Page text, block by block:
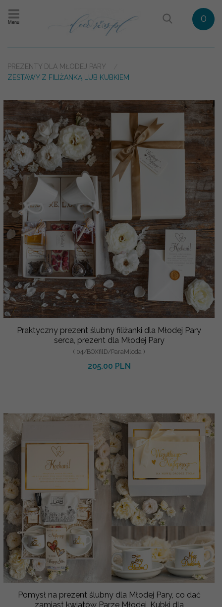
Menu 0
PREZENTY DLA MŁODEJ PARY
ZESTAWY Z FILIŻANKĄ LUB KUBKIEM
Praktyczny prezent ślubny filiżanki dla Młodej Pary
serca, prezent dla Młodej Pary
( 04/BOXfilD/ParaMloda )
205.00 PLN
Pomysł na prezent ślubny dla Młodej Pary, co dać
zamiast kwiatów Parze Młodej, Kubki dla